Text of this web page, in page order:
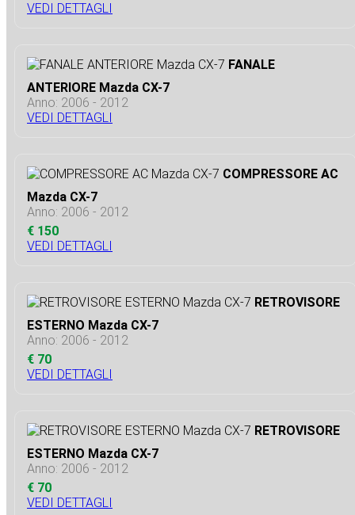
VEDI DETTAGLI
FANALE
ANTERIORE Mazda CX-7
Anno: 2006 - 2012
VEDI DETTAGLI
COMPRESSORE AC
Mazda CX-7
Anno: 2006 - 2012
€ 150
VEDI DETTAGLI
RETROVISORE
ESTERNO Mazda CX-7
Anno: 2006 - 2012
€ 70
VEDI DETTAGLI
RETROVISORE
ESTERNO Mazda CX-7
Anno: 2006 - 2012
€ 70
VEDI DETTAGLI